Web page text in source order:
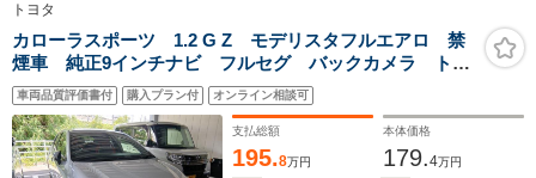
トヨタ
カローラスポーツ 1.2 G Z モデリスタフルエアロ 禁
煙車 純正9インチナビ フルセグ バックカメラ トヨ
タセーフティセンス アダプティブクルーズコントロー
ル ハーフレザーシート シートヒーター クリアラン
スソナー ETC
車両品質評価書付 購入プラン付 オンライン相談可
支払総額
195.8万円
本体価格
179.4万円